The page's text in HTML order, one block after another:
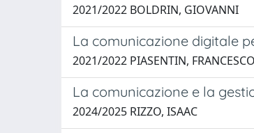
2021/2022 BOLDRIN, GIOVANNI
La comunicazione digitale
2021/2022 PIASENTIN, FRANCESCO
La comunicazione e la
2024/2025 RIZZO, ISAAC